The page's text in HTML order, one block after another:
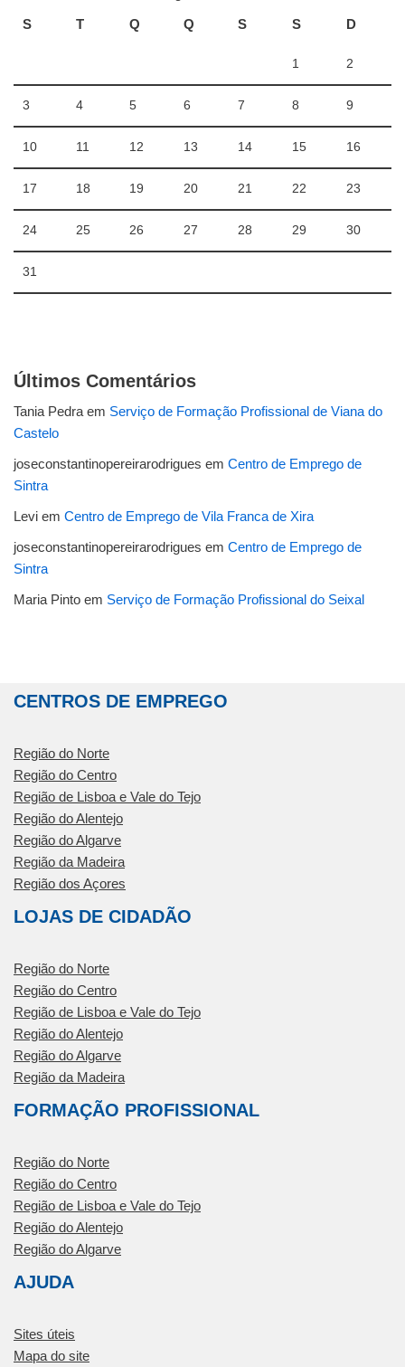
S
T Q Q S S D
1 2
3 4 5 6 7 8 9
10 11 12 13 14 15 16
17 18 19 20 21 22 23
24 25 26 27 28 29 30
31
Últimos Comentários
Tania Pedra em Serviço de Formação Profissional de Viana do
Castelo
joseconstantinopereirarodrigues em Centro de Emprego de
Sintra
Levi em Centro de Emprego de Vila Franca de Xira
joseconstantinopereirarodrigues em Centro de Emprego de
Sintra
Maria Pinto em Serviço de Formação Profissional do Seixal
CENTROS DE EMPREGO
Região do Norte
Região do Centro
Região de Lisboa e Vale do Tejo
Região do Alentejo
Região do Algarve
Região da Madeira
Região dos Açores
LOJAS DE CIDADÃO
Região do Norte
Região do Centro
Região de Lisboa e Vale do Tejo
Região do Alentejo
Região do Algarve
Região da Madeira
FORMAÇÃO PROFISSIONAL
Região do Norte
Região do Centro
Região de Lisboa e Vale do Tejo
Região do Alentejo
Região do Algarve
AJUDA
Sites úteis
Mapa do site